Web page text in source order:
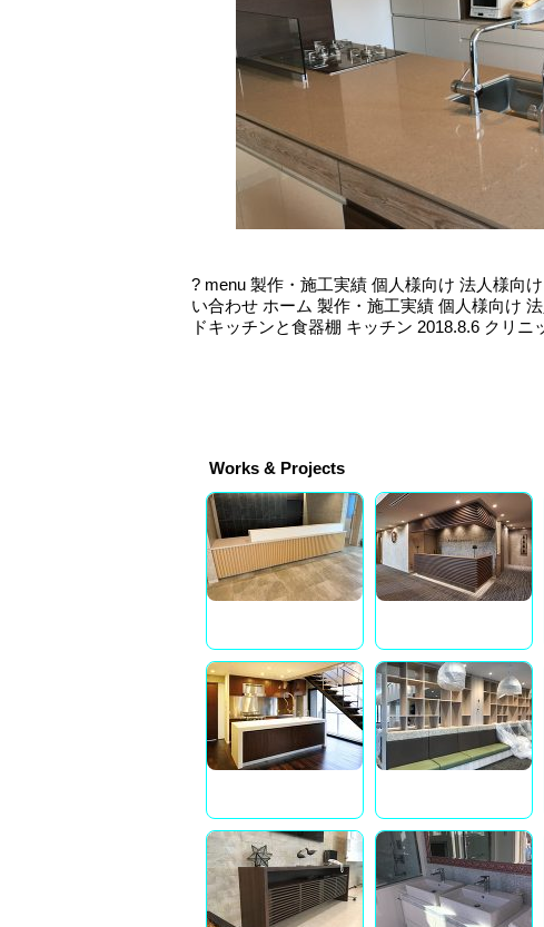
? menu 製作・施工実績 個人様向け 法人様向
い合わせ ホーム 製作・施工実績 個人様向け
ドキッチンと食器棚 キッチン 2018.8.6 クリニ
Works & Projects